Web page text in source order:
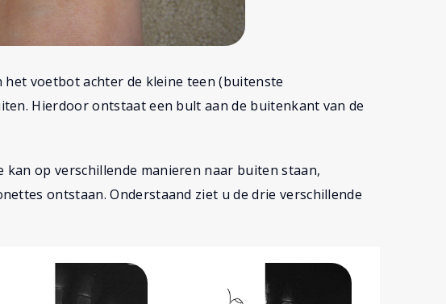
voetbot achter de kleine teen (buitenste
Hierdoor ontstaat een bult aan de buitenkant van de
op verschillende manieren naar buiten staan,
ontstaan. Onderstaand ziet u de drie verschillende